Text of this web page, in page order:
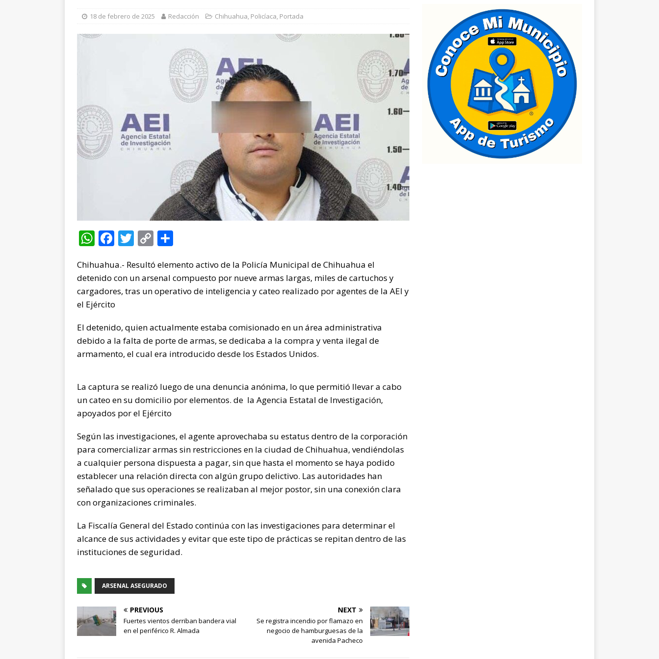
ALDAMA
[ 5 de agosto de 2026 ]
Continúa Municipio con entrega de mochilas del programa Mi
Bolsa Escolar
ESTATAL
[ 5 de agosto de 2026 ]
Detienen a ocho por narcomenudeo
18 de febrero de 2025 Redacción Chihuahua, Policíaca, Portada
W
at
s
A
p
F
c
e
b
o
k
T
it
te
r
C
p
y
Li
k
m
p
ar
r
Chihuahua.- Resultó elemento activo de la Policía Municipal de Chihuahua el
detenido con un arsenal compuesto por nueve armas largas, miles de cartuchos y
cargadores, tras un operativo de inteligencia y cateo realizado por agentes de la AEI y
el Ejército
El detenido, quien actualmente estaba comisionado en un área administrativa
debido a la falta de porte de armas, se dedicaba a la compra y venta ilegal de
armamento, el cual era introducido desde los Estados Unidos.
La captura se realizó luego de una denuncia anónima, lo que permitió llevar a cabo
un cateo en su domicilio por elementos. de la Agencia Estatal de Investigación,
apoyados por el Ejército
Según las investigaciones, el agente aprovechaba su estatus dentro de la corporación
para comercializar armas sin restricciones en la ciudad de Chihuahua, vendiéndolas
a cualquier persona dispuesta a pagar, sin que hasta el momento se haya podido
establecer una relación directa con algún grupo delictivo. Las autoridades han
señalado que sus operaciones se realizaban al mejor postor, sin una conexión clara
con organizaciones criminales.
La Fiscalía General del Estado continúa con las investigaciones para determinar el
alcance de sus actividades y evitar que este tipo de prácticas se repitan dentro de las
instituciones de seguridad.
ARSENAL ASEGURADO
PREVIOUS
Fuertes vientos derriban bandera vial
en el periférico R. Almada
NEXT
Se registra incendio por flamazo en
negocio de hamburguesas de la
avenida Pacheco